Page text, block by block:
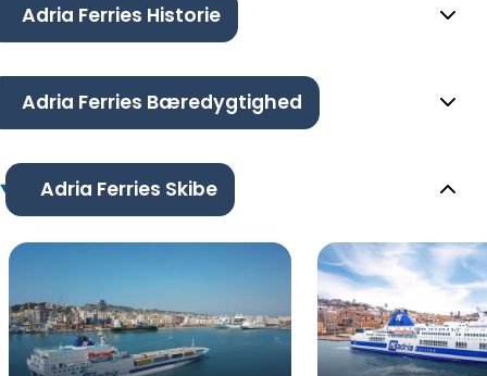
Adria Ferries Historie
Adria Ferries Bæredygtighed
Adria Ferries Skibe